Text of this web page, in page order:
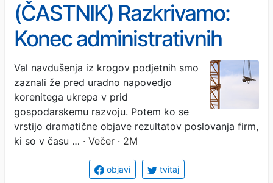
(ČASTNIK) Razkrivamo:
Konec administrativnih
bremen, nova vlada bo
ukinila delavstvo!
Val navdušenja iz krogov podjetnih smo
zaznali že pred uradno napovedjo
korenitega ukrepa v prid
gospodarskemu razvoju. Potem ko se
vrstijo dramatične objave rezultatov poslovanja firm,
ki so v času … · Večer · 2M
objavi tvitaj